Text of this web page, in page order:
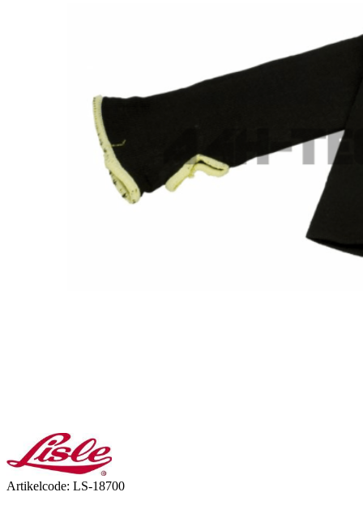
Artikelcode: LS-18700